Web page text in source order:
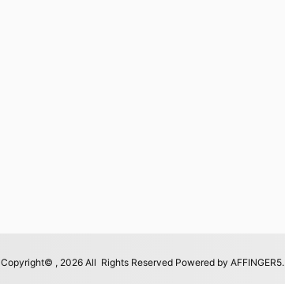
Copyright© , 2026 All Rights Reserved Powered by AFFINGER5.